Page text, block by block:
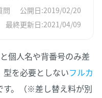
問
公開日:2019/02/20
最終更新日:2021/04/09
個人名や背番号のみ差
型を必要としないフルカ
す。（※差し替え料が別